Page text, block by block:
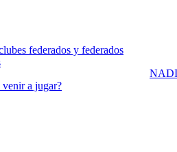
federados y federados
venir a jugar?